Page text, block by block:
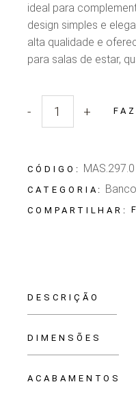
ideal para
design simples e
alta qualidade e
para salas de estar,
Quantidade Banco
- +
CÓDIGO: MAS.297.0
CATEGORIA: Banco
COMPARTILHAR:
DESCRIÇÃO
DIMENSÕES
ACABAMENTOS